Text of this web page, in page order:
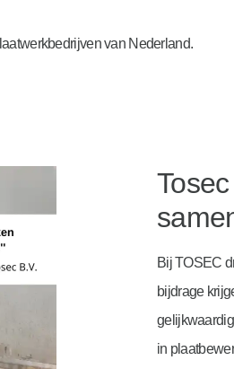
van Nederland.
Bij TOSEC
bijdrage
in